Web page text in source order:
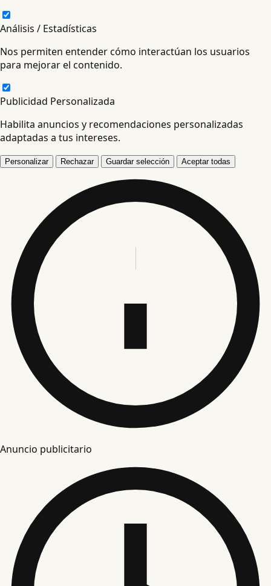
Análisis / Estadísticas
Nos permiten entender cómo interactúan los usuarios
para mejorar el contenido.
Publicidad Personalizada
Habilita anuncios y recomendaciones personalizadas
adaptadas a tus intereses.
Personalizar Rechazar Guardar selección Aceptar todas
Anuncio publicitario